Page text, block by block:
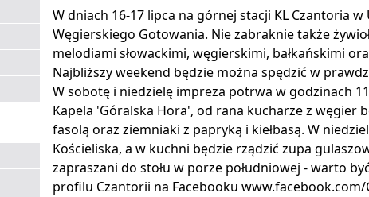
W dniach 16-17 lipca na górnej stacji KL Czantoria
Węgierskiego Gotowania. Nie zabraknie także
melodiami słowackimi, węgierskimi, bałkańskimi
Najbliższy weekend będzie można spędzić w
W sobotę i niedzielę impreza potrwa w godzinach
Kapela 'Góralska Hora', od rana kucharze z węgier
fasolą oraz ziemniaki z papryką i kiełbasą. W
Kościeliska, a w kuchni będzie rządzić zupa
zapraszani do stołu w porze południowej - warto
profilu Czantorii na Facebooku www.facebook.com/